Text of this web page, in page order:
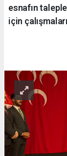
esnafın
için